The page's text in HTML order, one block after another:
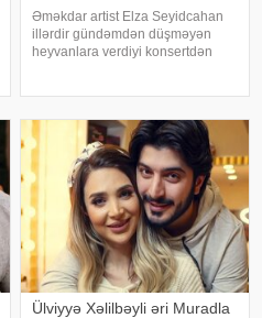
Əməkdar artist Elza Seyidcahan
illərdir gündəmdən düşməyən
heyvanlara verdiyi konsertdən
E.Seyidcahan bildirib ki, həmin
layihəd
Ülviyyə Xəlilbəyli əri Muradla